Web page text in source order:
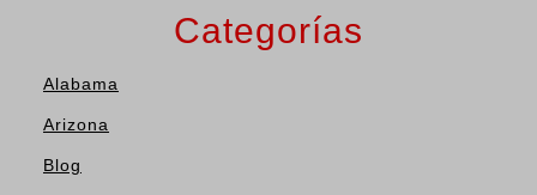
Categorías
Alabama
Arizona
Blog